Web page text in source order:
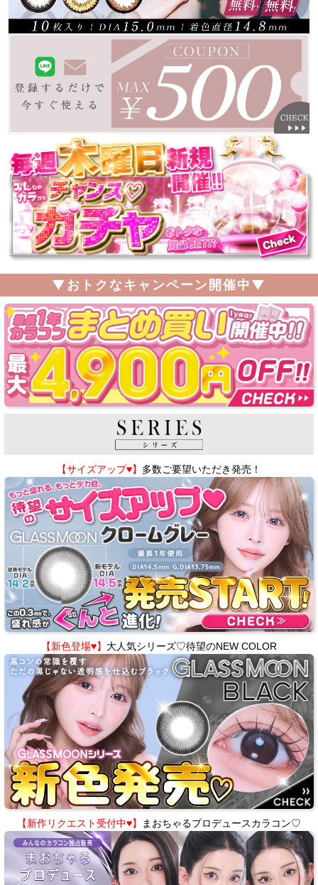
▼おトクなキャンペーン開催中▼
【サイズアップ♥】 多数ご要望いただき発売！
【新色登場♥】 大人気シリーズ♡待望のNEW COLOR
【新作リクエスト受付中♥】 まおちゃるプロデュースカラコン♡